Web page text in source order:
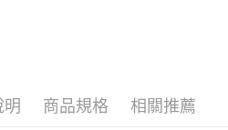
明 商品規格 相關推薦